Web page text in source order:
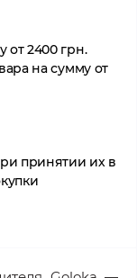
от 2400 грн.
на сумму от
принятии их в